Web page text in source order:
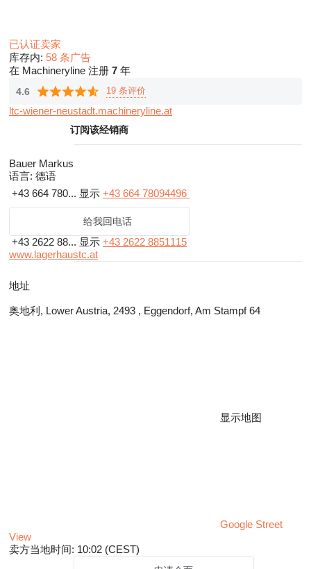
已认证卖家
库存内: 58 条广告
在 Machineryline 注册 7 年
4.6 19 条评价
ltc-wiener-neustadt.machineryline.at
订阅该经销商
Bauer Markus
语言: 德语
+43 664 780... 显示 +43 664 78094496
给我回电话
+43 2622 88... 显示 +43 2622 8851115
www.lagerhaustc.at
地址
奥地利, Lower Austria, 2493 , Eggendorf, Am Stampf 64
显示地图
Google Street
View
卖方当地时间: 10:02 (CEST)